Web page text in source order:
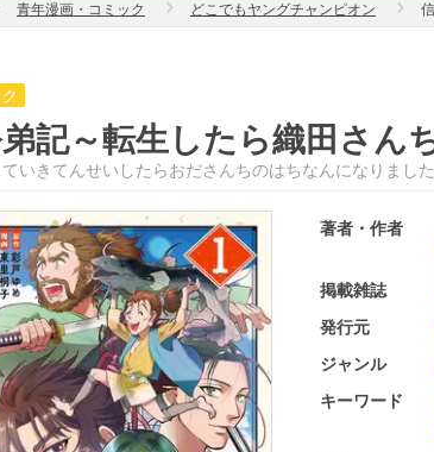
青年漫画・コミック どこでもヤングチャンピオン
記～転生したら織田さん
いきてんせいしたらおださんちのはちなんになりました
著者・作者
掲載雑誌
発行元
ジャンル
キーワード